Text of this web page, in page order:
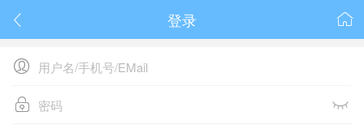
 
登录

 